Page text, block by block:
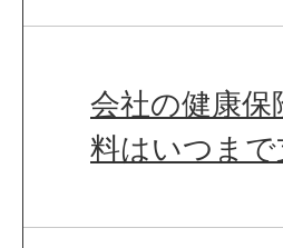
会社の健康
料はいつま